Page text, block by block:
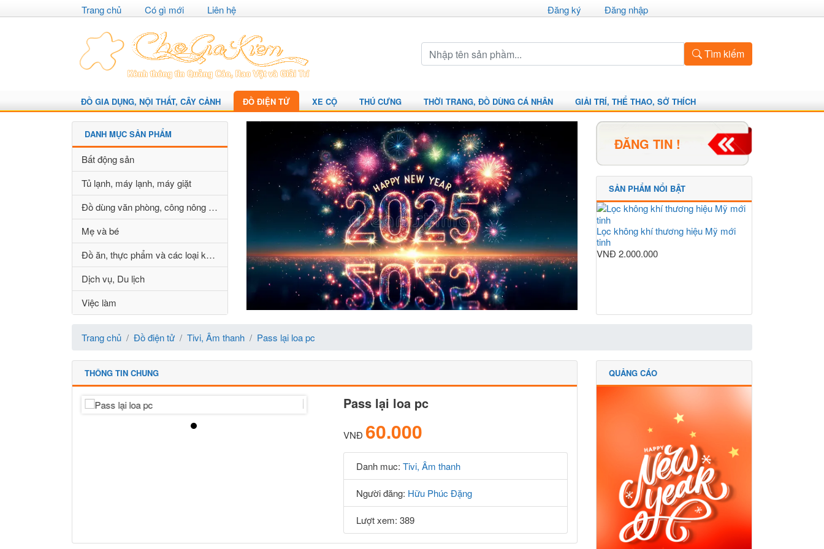
Trang chủ Có gì mới Liên hệ Đăng ký Đăng nhập
Tìm kiếm
ĐỒ GIA DỤNG, NỘI THẤT, CÂY CẢNH ĐỒ ĐIỆN TỬ XE CỘ THÚ CƯNG THỜI TRANG, ĐỒ DÙNG CÁ NHÂN GIẢI TRÍ, THỂ THAO, SỞ THÍCH
DANH MỤC SẢN PHẨM
Bất động sản
Tủ lạnh, máy lạnh, máy giặt
Đồ dùng văn phòng, công nông nghiệp
Mẹ và bé
Đồ ăn, thực phẩm và các loại khác
Dịch vụ, Du lịch
Việc làm
ĐĂNG TIN !
SẢN PHẨM NỔI BẬT
Lọc không khí thương hiệu Mỹ mới
tinh
VNĐ 2.000.000
Trang chủ Đồ điện tử Tivi, Âm thanh Pass lại loa pc
THÔNG TIN CHUNG
Pass lại loa pc
VNĐ 60.000
Danh muc: Tivi, Âm thanh
Người đăng: Hữu Phúc Đặng
Lượt xem: 389
QUẢNG CÁO